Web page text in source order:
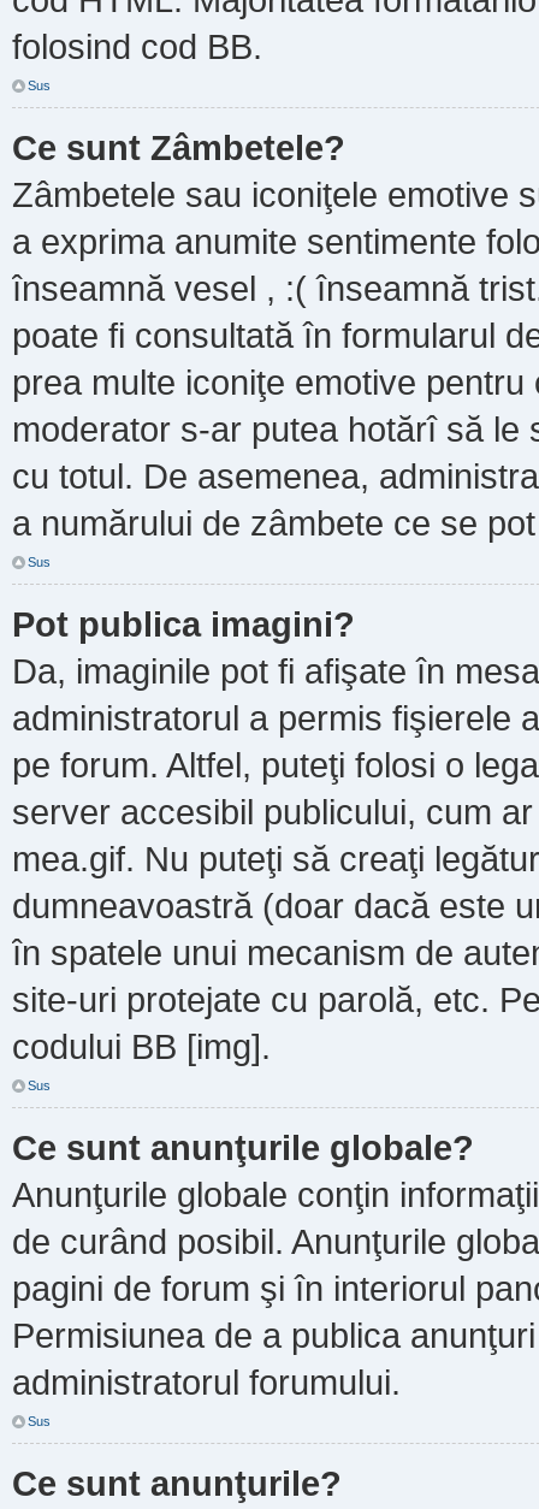
folosind cod BB.
Sus
Ce sunt Zâmbetele?
Zâmbetele sau iconiţele emotive
a exprima anumite sentimente
înseamnă vesel , :( înseamnă
poate fi consultată în formularul
prea multe iconiţe emotive
moderator s-ar putea hotărî să
cu totul. De asemenea,
a numărului de zâmbete ce se
Sus
Pot publica imagini?
Da, imaginile pot fi afişate în
administratorul a permis fişierele
pe forum. Altfel, puteţi folosi o
server accesibil publicului, cum
mea.gif. Nu puteţi să creaţi
dumneavoastră (doar dacă este
în spatele unui mecanism de
site-uri protejate cu parolă, etc.
codului BB [img].
Sus
Ce sunt anunţurile globale?
Anunţurile globale conţin
de curând posibil. Anunţurile
pagini de forum şi în interiorul
Permisiunea de a publica
administratorul forumului.
Sus
Ce sunt anunţurile?